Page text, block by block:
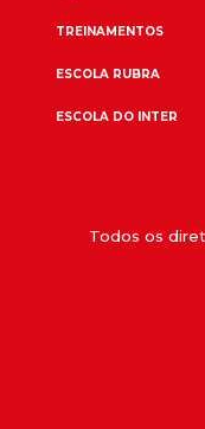
TREINAMENTOS
ESCOLA RUBRA
ESCOLA DO INTER
Todos os